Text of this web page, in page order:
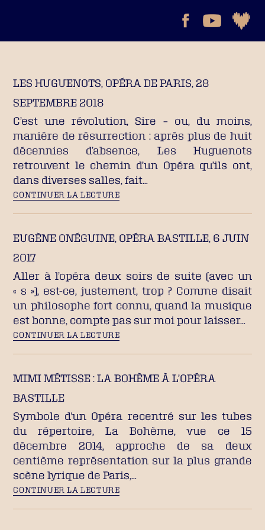
LES HUGUENOTS, OPÉRA DE PARIS, 28
SEPTEMBRE 2018
C’est une révolution, Sire – ou, du moins,
manière de résurrection : après plus de huit
décennies d’absence, Les Huguenots
retrouvent le chemin d’un Opéra qu’ils ont,
dans diverses salles, fait…
CONTINUER LA LECTURE
EUGÈNE ONÉGUINE, OPÉRA BASTILLE, 6 JUIN
2017
Aller à l’opéra deux soirs de suite (avec un
« s »), est-ce, justement, trop ? Comme disait
un philosophe fort connu, quand la musique
est bonne, compte pas sur moi pour laisser…
CONTINUER LA LECTURE
MIMI MÉTISSE : LA BOHÈME À L’OPÉRA
BASTILLE
Symbole d'un Opéra recentré sur les tubes
du répertoire, La Bohème, vue ce 15
décembre 2014, approche de sa deux
centième représentation sur la plus grande
scène lyrique de Paris,…
CONTINUER LA LECTURE